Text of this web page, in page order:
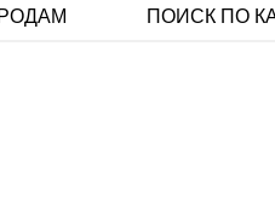
ПОИСК ПО